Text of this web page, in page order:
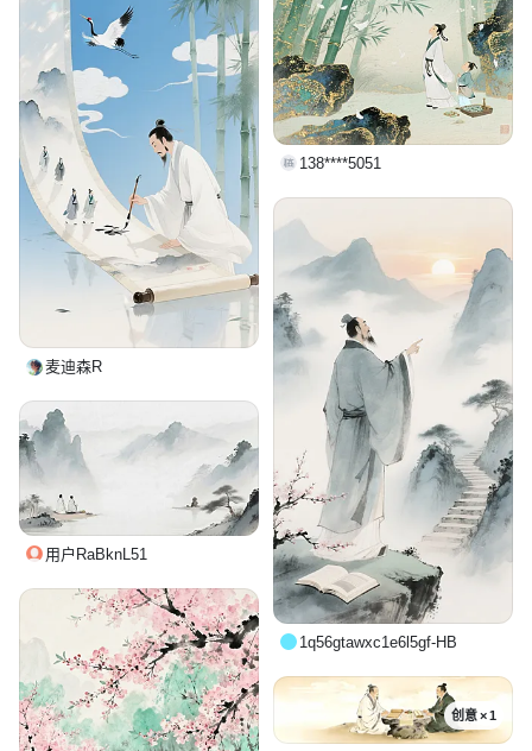
138****5051
麦迪森R
1q56gtawxc1e6l5gf-HB
用户RaBknL51
创意 × 1